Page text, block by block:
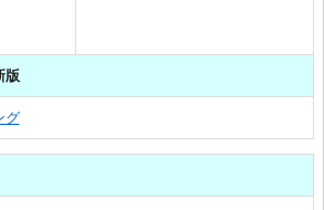
版
グ